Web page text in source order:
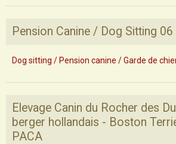
Pension Canine / Dog Sitting 06
Dog sitting / Pension canine / Garde de
Elevage Canin du Rocher des
berger hollandais - Boston
PACA